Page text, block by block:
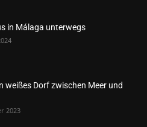
in Málaga unterwegs
weißes Dorf zwischen Meer und
2023